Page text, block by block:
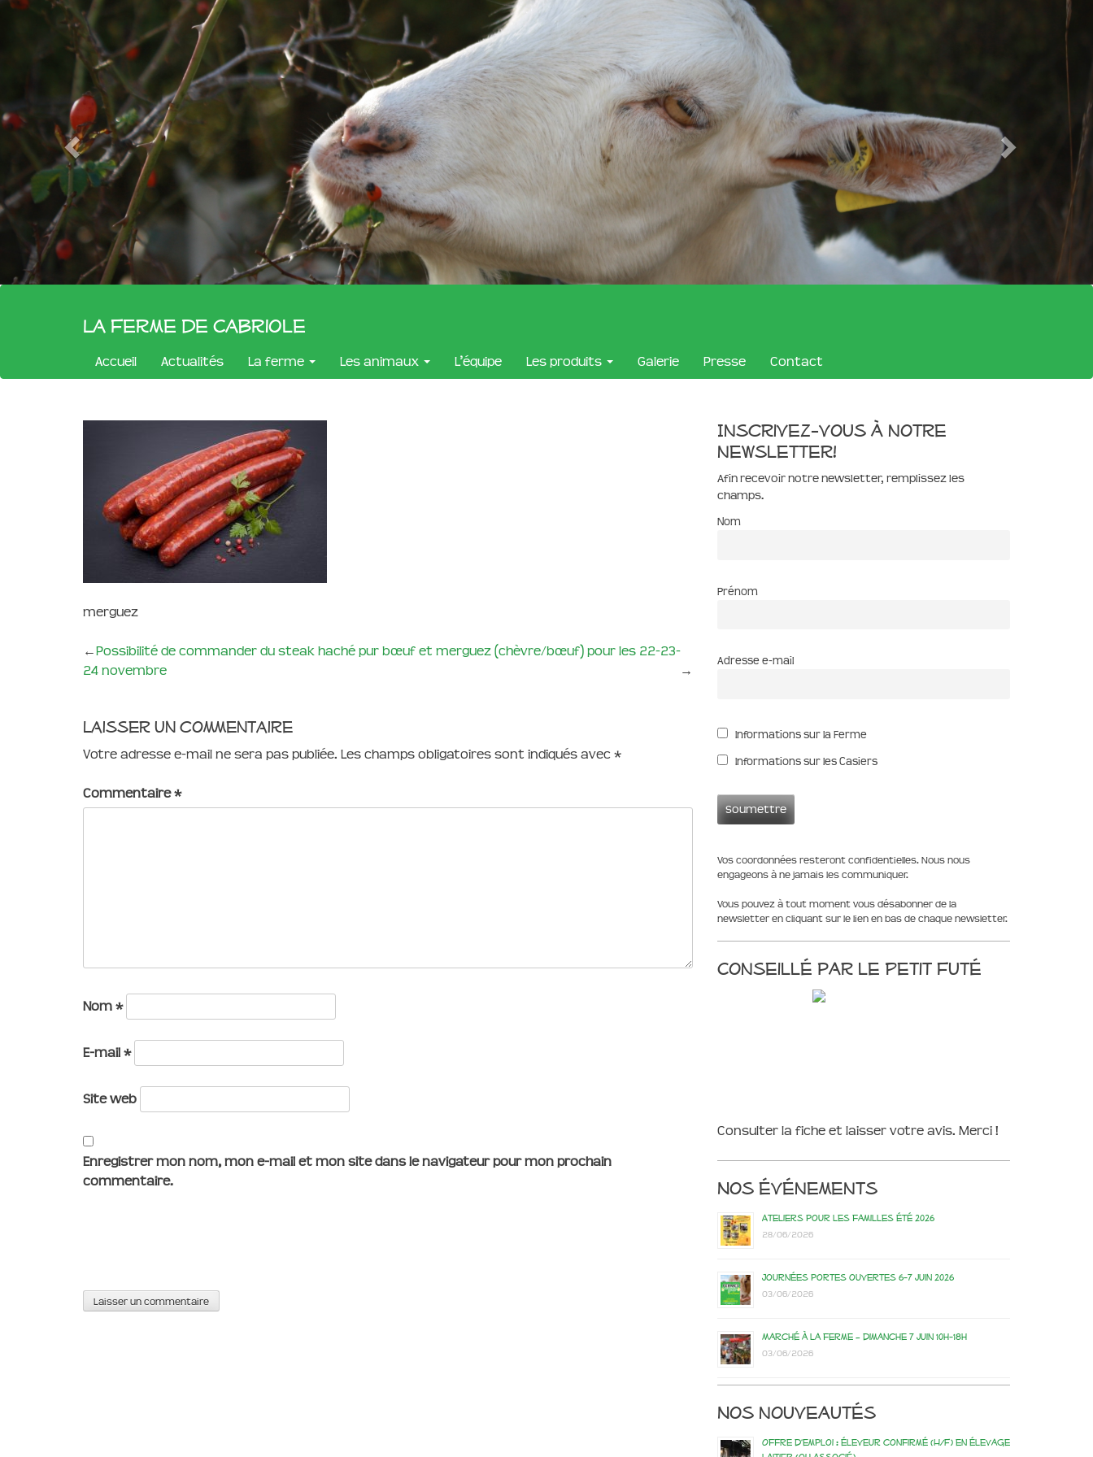
La Ferme de Cabriole
Accueil Actualités La ferme Les animaux L’équipe Les produits Galerie Presse Contact
merguez
←Possibilité de commander du steak haché pur bœuf et merguez (chèvre/bœuf) pour les 22-23-
24 novembre
→
Laisser un commentaire
Votre adresse e-mail ne sera pas publiée. Les champs obligatoires sont indiqués avec *
Commentaire*
Nom *
E-mail *
Site web
Enregistrer mon nom, mon e-mail et mon site dans le navigateur pour mon prochain
commentaire.
Inscrivez-vous à notre
newsletter!
Afin recevoir notre newsletter, remplissez les
champs.
Nom
Prénom
Adresse e-mail
Informations sur la Ferme
Informations sur les Casiers
Vos coordonnées resteront confidentielles. Nous nous
engageons à ne jamais les communiquer.
Vous pouvez à tout moment vous désabonner de la
newsletter en cliquant sur le lien en bas de chaque newsletter.
Conseillé par le Petit Futé
Consulter la fiche et laisser votre avis. Merci !
Nos événements
Ateliers pour les familles été 2026
28/06/2026
Journées portes ouvertes 6-7 juin 2026
03/06/2026
Marché à la ferme – dimanche 7 juin 10h-18h
03/06/2026
Nos nouveautés
Offre d’emploi : éleveur confirmé (H/F) en élevage